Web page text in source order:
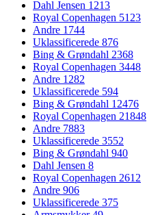
Dahl Jensen 1213
Royal Copenhagen 5123
Andre 1744
Uklassificerede 876
Bing & Grøndahl 2368
Royal Copenhagen 3448
Andre 1282
Uklassificerede 594
Bing & Grøndahl 12476
Royal Copenhagen 21848
Andre 7883
Uklassificerede 3552
Bing & Grøndahl 940
Dahl Jensen 8
Royal Copenhagen 2612
Andre 906
Uklassificerede 375